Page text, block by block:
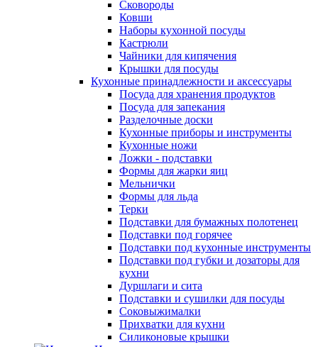
Сковороды
Ковши
Наборы кухонной посуды
Кастрюли
Чайники для кипячения
Крышки для посуды
Кухонные принадлежности и аксессуары
Посуда для хранения продуктов
Посуда для запекания
Разделочные доски
Кухонные приборы и инструменты
Кухонные ножи
Ложки - подставки
Формы для жарки яиц
Мельнички
Формы для льда
Терки
Подставки для бумажных полотенец
Подставки под горячее
Подставки под кухонные инструменты
Подставки под губки и дозаторы для
кухни
Дуршлаги и сита
Подставки и сушилки для посуды
Соковыжималки
Прихватки для кухни
Силиконовые крышки